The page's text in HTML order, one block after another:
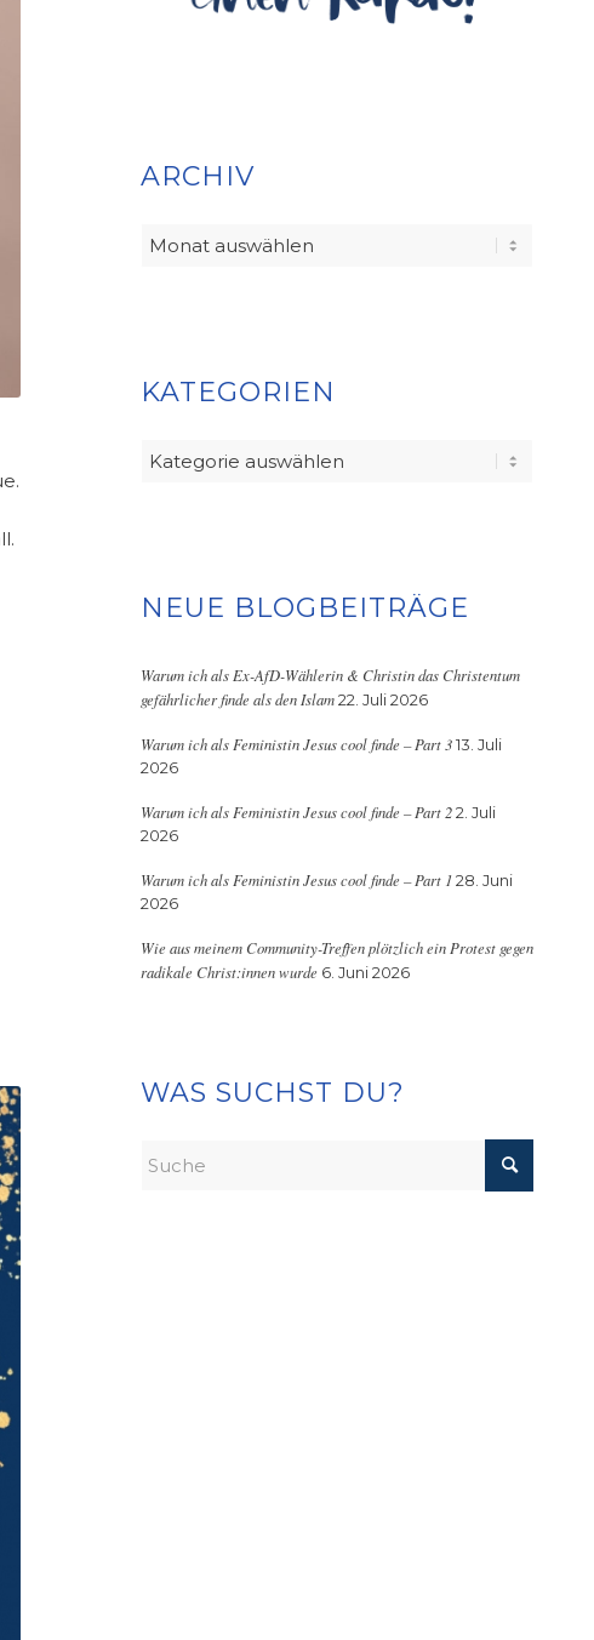
ARCHIV
KATEGORIEN
Kategorien
NEUE BLOGBEITRÄGE
Warum ich als Ex-AfD-Wählerin & Christin das Christentum
gefährlicher finde als den Islam 22. Juli 2026
Warum ich als Feministin Jesus cool finde – Part 3 13. Juli
2026
Warum ich als Feministin Jesus cool finde – Part 2 2. Juli
2026
Warum ich als Feministin Jesus cool finde – Part 1 28. Juni
2026
Wie aus meinem Community-Treffen plötzlich ein Protest gegen
radikale Christ:innen wurde 6. Juni 2026
WAS SUCHST DU?